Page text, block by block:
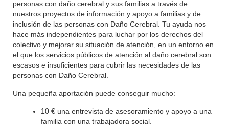
personas con daño cerebral y sus familias a través de
nuestros proyectos de información y apoyo a familias y de
inclusión de las personas con Daño Cerebral. Tu ayuda nos
hace más independientes para luchar por los derechos del
colectivo y mejorar su situación de atención, en un entorno en
el que los servicios públicos de atención al daño cerebral son
escasos e insuficientes para cubrir las necesidades de las
personas con Daño Cerebral.
Una pequeña aportación puede conseguir mucho:
10 € una entrevista de asesoramiento y apoyo a una
familia con una trabajadora social.